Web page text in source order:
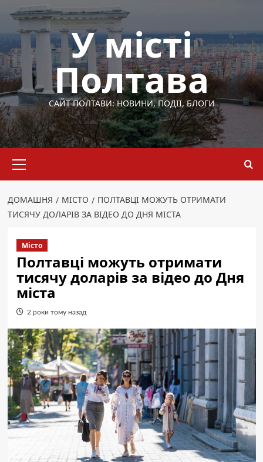
Перейти
вмісту
У місті
Полтава
САЙТ ПОЛТАВИ: НОВИНИ, ПОДІЇ, БЛОГИ
меню
ДОМАШНЯ МІСТО
ПОЛТАВЦІ МОЖУТЬ ОТРИМАТИ
ТИСЯЧУ ДОЛАРІВ ЗА ВІДЕО ДО ДНЯ МІСТА
Місто
Полтавці можуть отримати
тисячу доларів за відео до Дня
міста
2 роки тому назад